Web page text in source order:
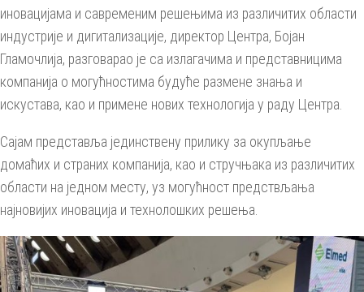
иновацијама и савременим решењима из различитих области
индустрије и дигитализације, директор Центра, Бојан
Гламочлија, разговарао је са излагачима и представницима
компанија о могућностима будуће размене знања и
искустава, као и примене нових технологија у раду Центра.
Сајам представља јединствену прилику за окупљање
домаћих и страних компанија, као и стручњака из различитих
области на једном месту, уз могућност предствљања
најновијих иновација и технолошких решења.